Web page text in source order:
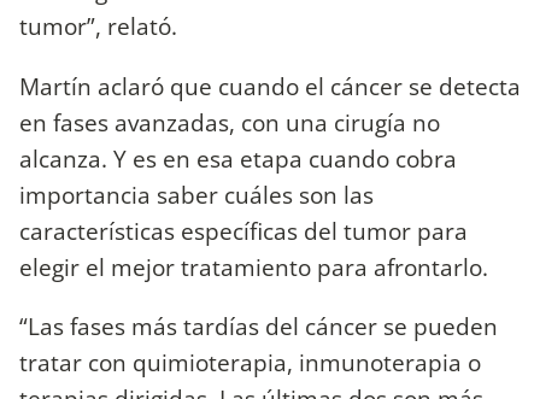
tumor”, relató.
Martín aclaró que cuando el cáncer se detecta
en fases avanzadas, con una cirugía no
alcanza. Y es en esa etapa cuando cobra
importancia saber cuáles son las
características específicas del tumor para
elegir el mejor tratamiento para afrontarlo.
“Las fases más tardías del cáncer se pueden
tratar con quimioterapia, inmunoterapia o